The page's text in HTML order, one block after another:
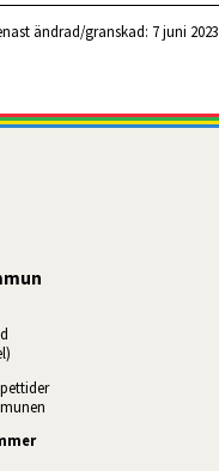
ändrad/granskad: 7 juni 2023